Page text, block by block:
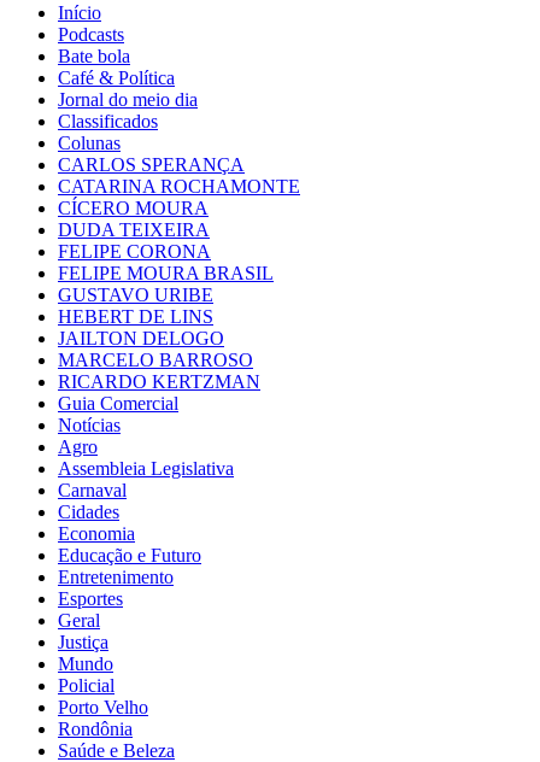
Início
Podcasts
Bate bola
Café & Política
Jornal do meio dia
Classificados
Colunas
CARLOS SPERANÇA
CATARINA ROCHAMONTE
CÍCERO MOURA
DUDA TEIXEIRA
FELIPE CORONA
FELIPE MOURA BRASIL
GUSTAVO URIBE
HEBERT DE LINS
JAILTON DELOGO
MARCELO BARROSO
RICARDO KERTZMAN
Guia Comercial
Notícias
Agro
Assembleia Legislativa
Carnaval
Cidades
Economia
Educação e Futuro
Entretenimento
Esportes
Geral
Justiça
Mundo
Policial
Porto Velho
Rondônia
Saúde e Beleza